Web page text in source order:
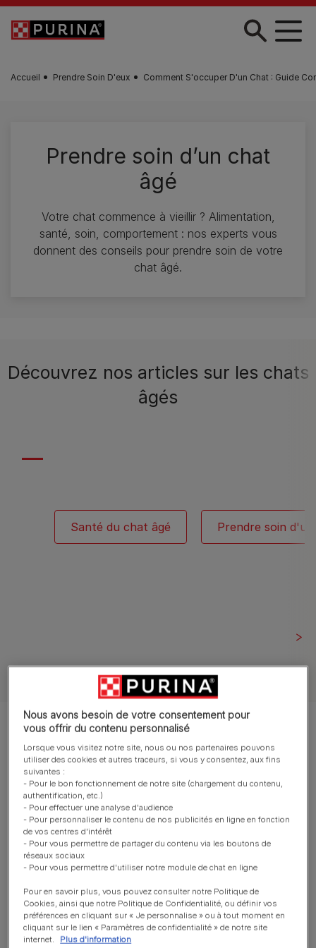
Skip to main content
Accueil Prendre Soin D'eux Comment S'occuper D'un Chat : Guide
Prendre soin d’un chat
âgé
Votre chat commence à vieillir ? Alimentation,
santé, soin, comportement : nos experts vous
donnent des conseils pour prendre soin de votre
chat âgé.
Découvrez nos articles sur les chats
âgés
Santé du chat âgé Prendre soin
Tous nos articles sur les chats
Montrer 10 sur 10 articles
Les articles les plus consultés
Soins pour chat âgé
Calculez l’âge de votre chat en âge
Santé du chat âgé
Crises convulsives chez le chat –
Nous avons besoin de votre consentement pour
vous offrir du contenu personnalisé
Lorsque vous visitez notre site, nous ou nos partenaires pouvons
utiliser des cookies et autres traceurs, si vous y consentez, aux fins
suivantes :
- Pour le bon fonctionnement de notre site (chargement du contenu,
authentification, etc.)
- Pour effectuer une analyse d'audience
- Pour personnaliser le contenu de nos publicités en ligne en fonction
de vos centres d'intérêt
- Pour vous permettre de partager du contenu via les boutons de
réseaux sociaux
- Pour vous permettre d'utiliser notre module de chat en ligne
Pour en savoir plus, vous pouvez consulter notre Politique de
Cookies, ainsi que notre Politique de Confidentialité, ou définir vos
préférences en cliquant sur « Je personnalise » ou à tout moment en
cliquant sur le lien « Paramètres de confidentialité » de notre site
internet.
Plus d'information